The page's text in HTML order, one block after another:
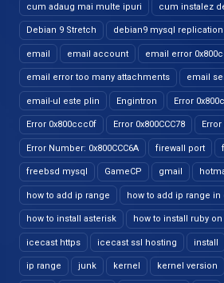
cum adaug mai multe ipuri cum instalez
Debian 9 Stretch debian9 mysql replication
email email account email error
email error too many attachments email
email-ul este plin Engintron Error
Error 0x800ccc0f Error 0x800CCC78 Error
Error Number: 0x800CCC6A firewall port
freebsd mysql GameCP gmail
how to add ip range how to add ip range in
how to install asterisk how to install ruby
icecast https icecast ssl hosting install
ip range junk kernel kernel version